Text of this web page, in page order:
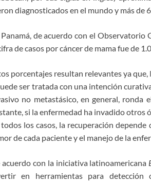
diagnosticados en el mundo y más de
Panamá, de acuerdo con el Observatorio
de casos por cáncer de mama fue de
porcentajes resultan relevantes ya
ser tratada con una intención
no metastásico, en general, ronda
si la enfermedad ha invadido otros
todos los casos, la recuperación
de cada paciente y el manejo de la
acuerdo con la iniciativa latinoamericana
en herramientas para detección